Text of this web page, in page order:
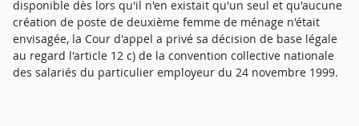
disponible dès lors qu'il n'en existait qu'un seul et qu'aucune
création de poste de deuxième femme de ménage n'était
envisagée, la Cour d'appel a privé sa décision de base légale
au regard l'article 12 c) de la convention collective nationale
des salariés du particulier employeur du 24 novembre 1999.